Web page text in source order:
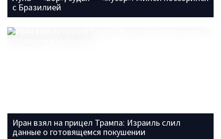
с Бразилией
Иран взял на прицел Трампа: Израиль слил
данные о готовящемся покушении